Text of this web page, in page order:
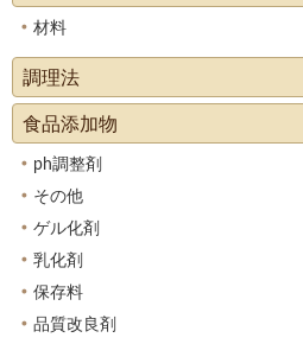
材料
調理法
食品添加物
ph調整剤
その他
ゲル化剤
乳化剤
保存料
品質改良剤